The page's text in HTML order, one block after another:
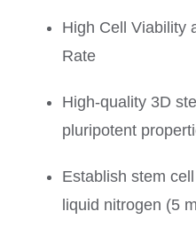
High Cell Viability
Rate
High-quality 3D
pluripotent
Establish stem
liquid nitrogen (5